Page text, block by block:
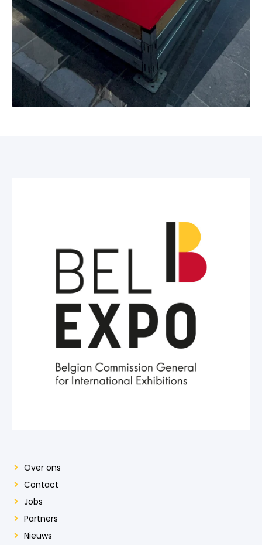
Over ons
Contact
Jobs
Partners
Nieuws